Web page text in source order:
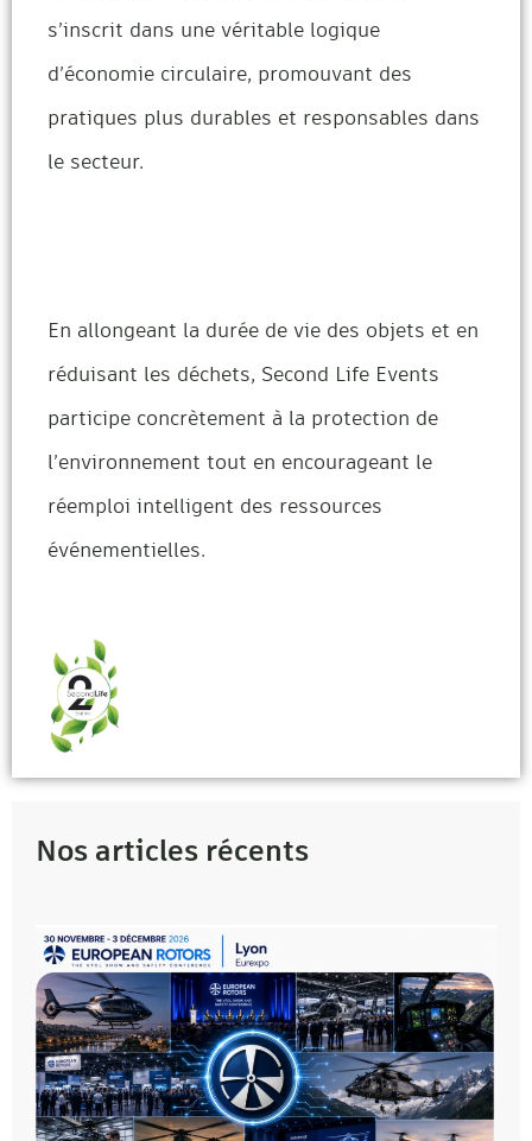
s’inscrit dans une véritable logique
d’économie circulaire, promouvant des
pratiques plus durables et responsables dans
le secteur.
En allongeant la durée de vie des objets et en
réduisant les déchets, Second Life Events
participe concrètement à la protection de
l’environnement tout en encourageant le
réemploi intelligent des ressources
événementielles.
Nos articles récents